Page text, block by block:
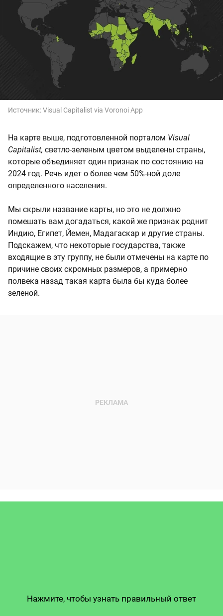
Источник:Visual Capitalist via Voronoi App
На карте выше, подготовленной порталом Visual
Capitalist, светло-зеленым цветом выделены страны,
которые объединяет один признак по состоянию на
2024 год. Речь идет о более чем 50%-ной доле
определенного населения.
Мы скрыли название карты, но это не должно
помешать вам догадаться, какой же признак роднит
Индию, Египет, Йемен, Мадагаскар и другие страны.
Подскажем, что некоторые государства, также
входящие в эту группу, не были отмечены на карте по
причине своих скромных размеров, а примерно
полвека назад такая карта была бы куда более
зеленой.
Нажмите, чтобы узнать правильный ответ